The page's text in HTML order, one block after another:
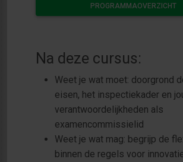
PROGRAMMAOVERZICHT
Na deze cursus:
Weet je wat moet: doorgrond
eisen, het inspectiekader en
verantwoordelijkheden als
examencommissielid
Weet je wat mag: begrijp de
binnen de regels voor